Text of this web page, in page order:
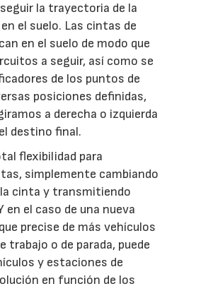
la trayectoria de la
el suelo. Las cintas de
en el suelo de modo que
a seguir, así como se
de los puntos de
posiciones definidas,
a derecha o izquierda
destino final.
flexibilidad para
simplemente cambiando
cinta y transmitiendo
en el caso de una nueva
precise de más vehículos
trabajo o de parada, puede
y estaciones de
en función de los